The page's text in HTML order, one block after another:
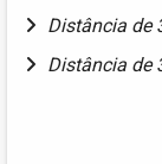
Distância de
Distância de